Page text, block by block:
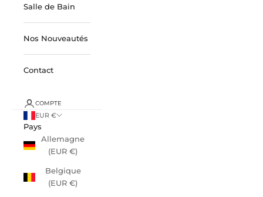
Salle de Bain
Nos Nouveautés
Contact
COMPTE
EUR €
Pays
Allemagne
(EUR €)
Belgique
(EUR €)